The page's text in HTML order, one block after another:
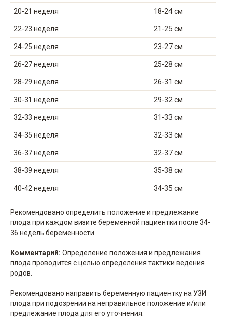
20-21 неделя 18-24 см
22-23 неделя 21-25 см
24-25 неделя 23-27 см
26-27 неделя 25-28 см
28-29 неделя 26-31 см
30-31 неделя 29-32 см
32-33 неделя 31-33 см
34-35 неделя 32-33 см
36-37 неделя 32-37 см
38-39 неделя 35-38 см
40-42 неделя 34-35 см
Рекомендовано определить положение и предлежание
плода при каждом визите беременной пациентки после 34-
36 недель беременности.
Комментарий: Определение положения и предлежания
плода проводится с целью определения тактики ведения
родов.
Рекомендовано направить беременную пациентку на УЗИ
плода при подозрении на неправильное положение и/или
предлежание плода для его уточнения.